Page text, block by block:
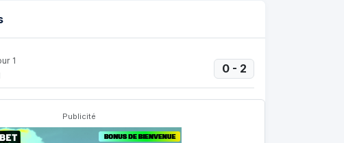
1
0 - 2
Publicité